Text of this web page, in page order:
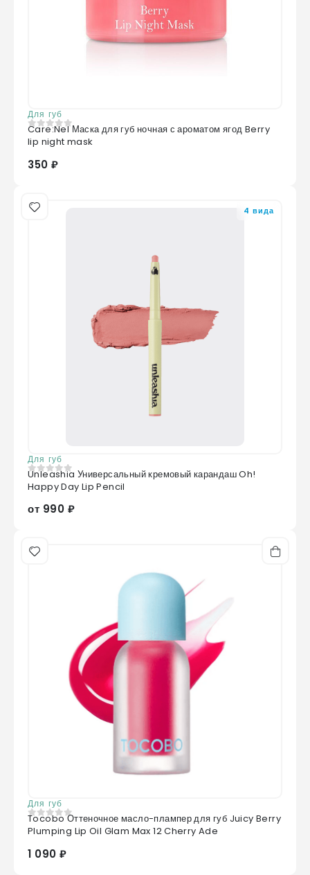
Для губ
0из 5
Care:Nel Маска для губ ночная с ароматом ягод Berry
lip night mask
350 ₽
4 вида
Для губ
0из 5
Unleashia Универсальный кремовый карандаш Oh!
Happy Day Lip Pencil
от 990 ₽
Для губ
0 из 5
Tocobo Оттеночное масло-плампер для губ Juicy Berry
Plumping Lip Oil Glam Max 12 Cherry Ade
1 090 ₽